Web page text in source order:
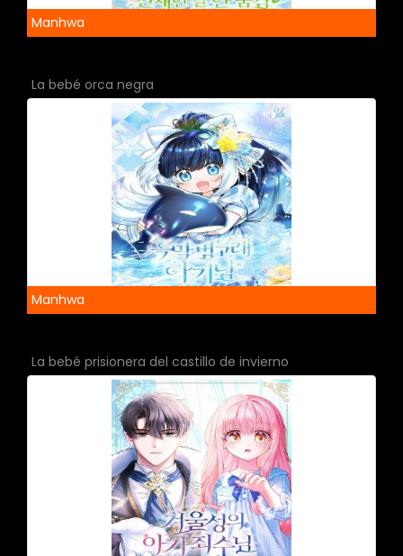
Manhwa
La bebé orca negra
Manhwa
La bebé prisionera del castillo de invierno